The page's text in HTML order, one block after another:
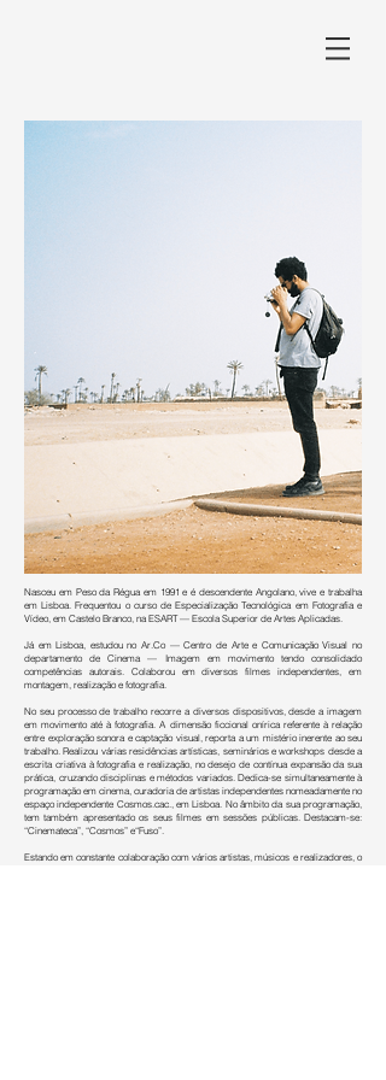
Nasceu em Peso da Régua em 1991 e é descendente Angolano, vive e trabalha
em Lisboa. Frequentou o curso de Especialização Tecnológica em Fotografia e
Vídeo, em Castelo Branco, na ESART — Escola Superior de Artes Aplicadas.
Já em Lisboa, estudou no Ar.Co — Centro de Arte e Comunicação Visual no
departamento de Cinema — Imagem em movimento tendo consolidado
competências autorais. Colaborou em diversos filmes independentes, em
montagem, realização e fotografia.
No seu processo de trabalho recorre a diversos dispositivos, desde a imagem
em movimento até à fotografia. A dimensão ficcional onírica referente à relação
entre exploração sonora e captação visual, reporta a um mistério inerente ao seu
trabalho. Realizou várias residências artísticas, seminários e workshops desde a
escrita criativa à fotografia e realização, no desejo de contínua expansão da sua
prática, cruzando disciplinas e métodos variados. Dedica-se simultaneamente à
programação em cinema, curadoria de artistas independentes nomeadamente no
espaço independente Cosmos.cac., em Lisboa. No âmbito da sua programação,
tem também apresentado os seus filmes em sessões públicas. Destacam-se:
“Cinemateca”, “Cosmos” e“Fuso”.
Estando em constante colaboração com vários artistas, músicos e realizadores, o